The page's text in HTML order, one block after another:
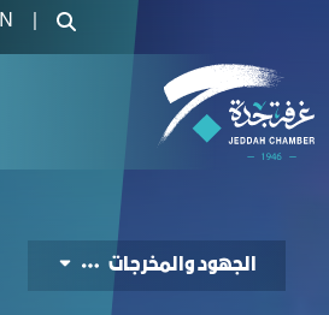
جهود ومخرجات مجلس
الجهود والمخرجات